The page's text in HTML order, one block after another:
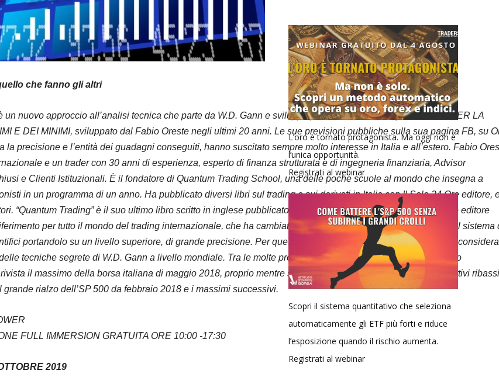
che fanno gli altri
un nuovo approccio all’analisi tecnica che parte da W.D. Gann e sviluppa potenti TECNICHE QUANTICHE PER LA
E DEI MINIMI, sviluppato dal Fabio Oreste negli ultimi 20 anni. Le sue previsioni pubbliche sulla sua pagina FB, su
la precisione e l’entità dei guadagni conseguiti, hanno suscitato sempre molto interesse in Italia e all’estero. Fabio
e un trader con 30 anni di esperienza, esperto di finanza strutturata e di ingegneria finanziaria, Advisor
e Clienti Istituzionali. È il fondatore di Quantum Trading School, una delle poche scuole al mondo che insegna a
in un programma di un anno. Ha pubblicato diversi libri sul trading e sui derivati in Italia con Il Sole 24 Ore editore,
“Quantum Trading” è il suo ultimo libro scritto in inglese pubblicato a New York da J. Wiley & Sons, primario editore
per tutto il mondo del trading internazionale, che ha cambiato il volto dell’analisi tecnica, che spiega il sistema
portandolo su un livello superiore, di grande precisione. Per questo lavoro di oltre 25 anni Fabio Oreste è
tecniche segrete di W.D. Gann a livello mondiale. Tra le molte previsioni pubbliche di successo ha previsto
il massimo della borsa italiana di maggio 2018, proprio mentre si stava formando, indicando tutti gli obiettivi
rialzo dell’SP 500 da febbraio 2018 e i massimi successivi.
FULL IMMERSION GRATUITA ORE 10:00 -17:30
2019
L’oro è tornato protagonista. Ma oggi non è
l’unica opportunità.
Registrati al webinar
Scopri il sistema quantitativo che seleziona
automaticamente gli ETF più forti e riduce
l’esposizione quando il rischio aumenta.
Registrati al webinar